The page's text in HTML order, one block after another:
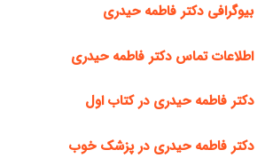
بیوگرافی دکتر فاطمه حیدری
اطلاعات تماس دکتر فاطمه حیدری
دکتر فاطمه حیدری در کتاب اول
دکتر فاطمه حیدری در پزشک خوب